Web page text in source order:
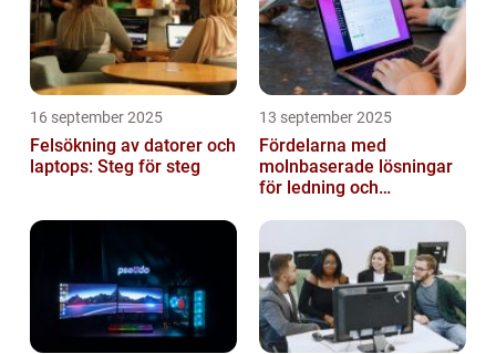
16 september 2025
Felsökning av datorer och
laptops: Steg för steg
13 september 2025
Fördelarna med
molnbaserade lösningar
för ledning och